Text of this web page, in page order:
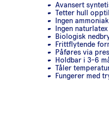
Avansert
Tetter hull
Ingen
Ingen naturlatex
Biologisk
Frittflytende
Påføres via
Holdbar i 3-6
Tåler
Fungerer med